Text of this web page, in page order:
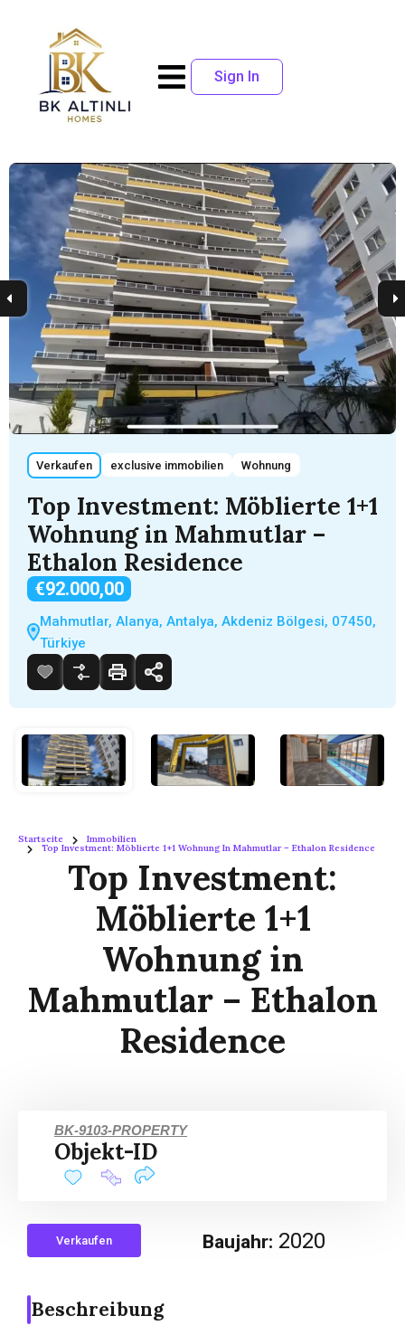
Sign In
Verkaufen exclusive immobilien Wohnung
Top Investment: Möblierte 1+1
Wohnung in Mahmutlar –
Ethalon Residence
€92.000,00
Mahmutlar, Alanya, Antalya, Akdeniz Bölgesi, 07450,
Türkiye
Startseite Immobilien
Top Investment: Möblierte 1+1 Wohnung In Mahmutlar – Ethalon Residence
Top Investment:
Möblierte 1+1
Wohnung in
Mahmutlar – Ethalon
Residence
Objekt-ID
BK-9103-PROPERTY
Verkaufen Baujahr: 2020
Beschreibung